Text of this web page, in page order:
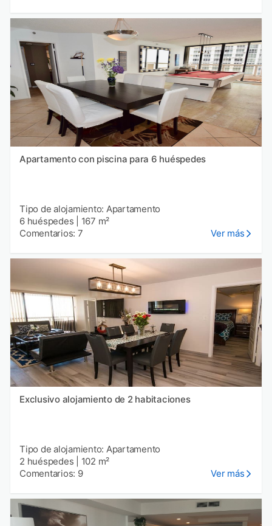
Apartamento con piscina para 6 huéspedes
Tipo de alojamiento: Apartamento
6 huéspedes
167 m²
Comentarios: 7
Ver más
Exclusivo alojamiento de 2 habitaciones
Tipo de alojamiento: Apartamento
2 huéspedes
102 m²
Comentarios: 9
Ver más